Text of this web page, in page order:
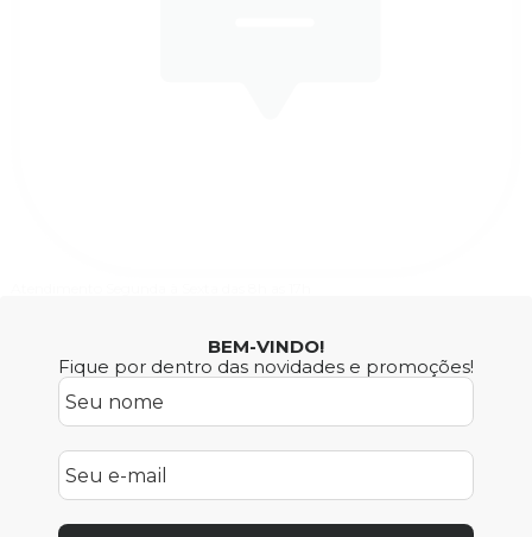
BEM-VINDO!
Fique por dentro das novidades e promoções!